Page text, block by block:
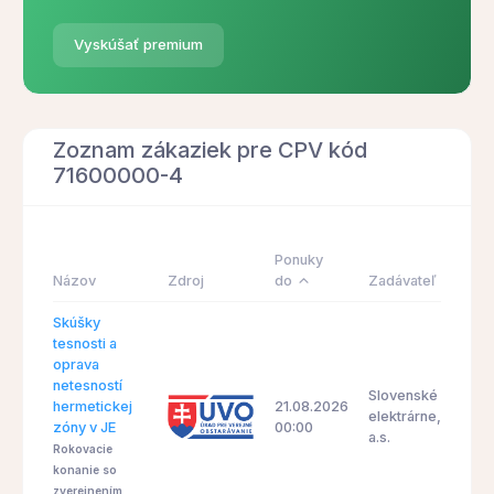
Vyskúšať premium
Zoznam zákaziek pre CPV kód
71600000-4
Názov Zdroj
Ponuky
do
Zadávateľ
Skúšky
tesnosti a
oprava
netesností
hermetickej
zóny v JE
Rokovacie
konanie so
zverejnením
21.08.2026
00:00
Slovenské
elektrárne,
a.s.